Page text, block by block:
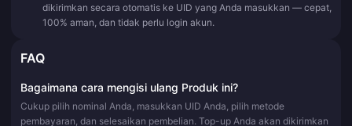
dikirimkan secara otomatis ke UID yang Anda masukkan — cepat,
100% aman, dan tidak perlu login akun.
FAQ
Bagaimana cara mengisi ulang Produk ini?
Cukup pilih nominal Anda, masukkan UID Anda, pilih metode
pembayaran, dan selesaikan pembelian. Top-up Anda akan dikirimkan